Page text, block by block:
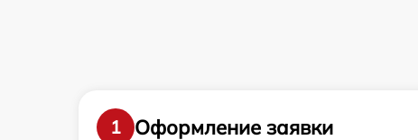
1
Оформление заявки